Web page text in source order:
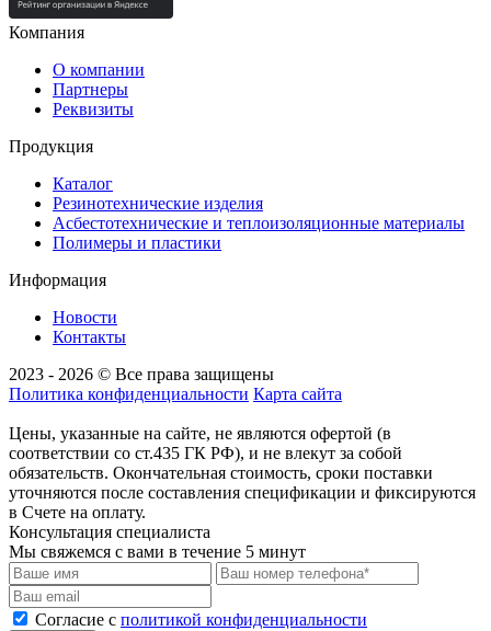
Компания
О компании
Партнеры
Реквизиты
Продукция
Каталог
Резинотехнические изделия
Асбестотехнические и теплоизоляционные материалы
Полимеры и пластики
Информация
Новости
Контакты
2023 - 2026 © Все права защищены
Политика конфиденциальности Карта сайта
Цены, указанные на сайте, не являются офертой (в
соответствии со ст.435 ГК РФ), и не влекут за собой
обязательств. Окончательная стоимость, сроки поставки
уточняются после составления спецификации и фиксируются
в Счете на оплату.
Консультация специалиста
Мы свяжемся с вами в течение 5 минут
Cогласие с политикой конфиденциальности